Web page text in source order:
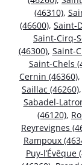
(46310),
(46600), Saint-
Saint-Cirq-
(46300), Saint-
Saint-Chels
Cernin (46360),
Saillac (46260),
Sabadel-
(46120),
Reyrevignes
Rampoux
Puy-l’Évêque